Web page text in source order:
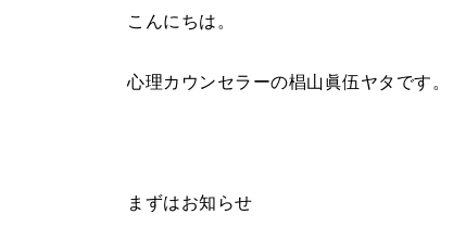
こんにちは。
心理カウンセラーの椙山眞伍ヤタです。
まずはお知らせ